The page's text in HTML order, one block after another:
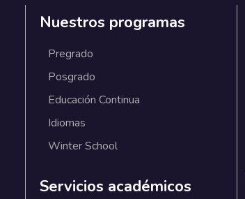
Nuestros programas
Pregrado
Posgrado
Educación Continua
Idiomas
Winter School
Servicios académicos